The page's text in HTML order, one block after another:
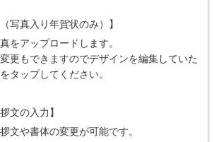
写真入り年賀状のみ）】
をアップロードします。
更もできますのでデザインを編集していた
をタップしてください。
文の入力】
文や書体の変更が可能です。